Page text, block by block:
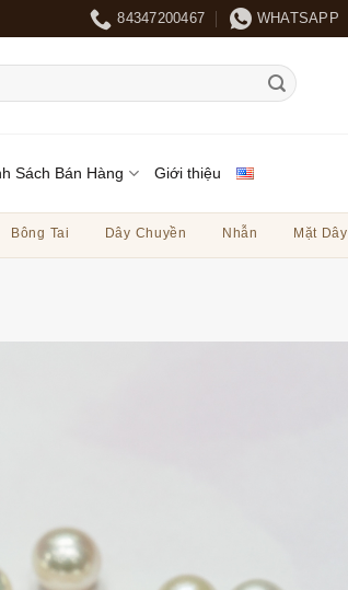
84347200467 WHATSAPP
Sách Bán Hàng Giới thiệu
Bông Tai Dây Chuyền Nhẫn Mặt Dây